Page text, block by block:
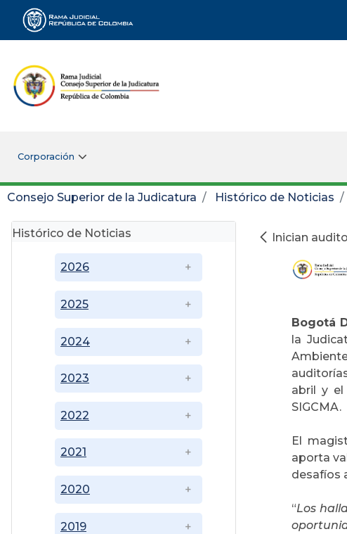
Rama Judicial
Corporación
Consejo Superior de la Judicatura Histórico de Noticias
Histórico de Noticias
2019
2020
2021
2022
2023
2024
2025
2026
Inician
Bogotá
la
abril y el
SIGCMA.
El
aporta
desafíos
“Los